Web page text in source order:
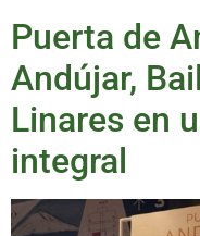
Puerta de
Andújar,
Linares en
integral